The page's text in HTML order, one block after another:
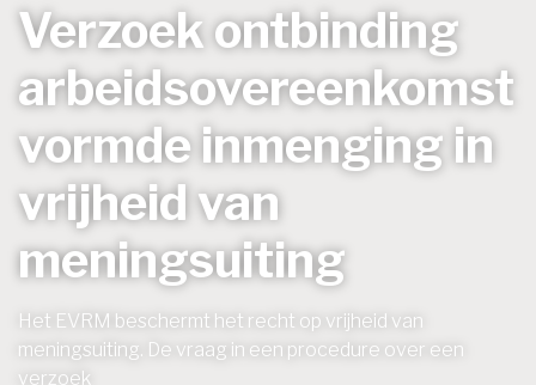
Verzoek ontbinding
arbeidsovereenkomst
vormde inmenging in
vrijheid van
meningsuiting
Het EVRM beschermt het recht op vrijheid van
meningsuiting. De vraag in een procedure over een
verzoek